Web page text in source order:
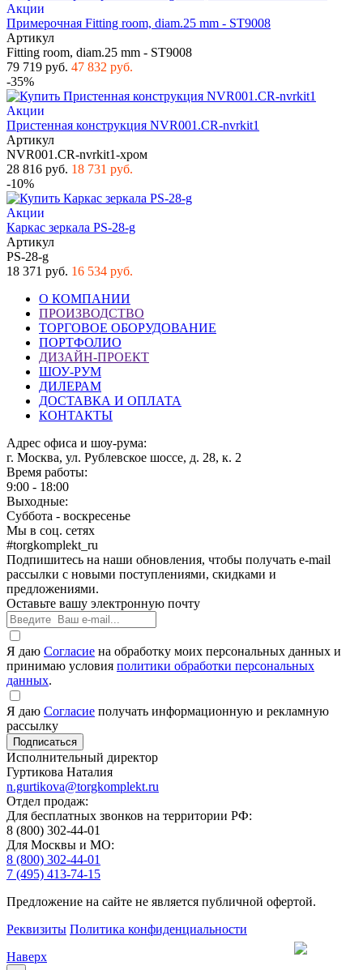
Акции
Примерочная Fitting room, diam.25 mm - ST9008
Артикул
Fitting room, diam.25 mm - ST9008
79 719 руб. 47 832 руб.
-35%
Акции
Пристенная конструкция NVR001.CR-nvrkit1
Артикул
NVR001.CR-nvrkit1-хром
28 816 руб. 18 731 руб.
-10%
Акции
Каркас зеркала PS-28-g
Артикул
PS-28-g
18 371 руб. 16 534 руб.
О КОМПАНИИ
ПРОИЗВОДСТВО
ТОРГОВОЕ ОБОРУДОВАНИЕ
ПОРТФОЛИО
ДИЗАЙН-ПРОЕКТ
ШОУ-РУМ
ДИЛЕРАМ
ДОСТАВКА И ОПЛАТА
КОНТАКТЫ
Адрес офиса и шоу-рума:
г. Москва, ул. Рублевское шоссе, д. 28, к. 2
Время работы:
9:00 - 18:00
Выходные:
Суббота - воскресенье
Мы в соц. сетях
#torgkomplekt_ru
Подпишитесь на наши обновления, чтобы получать e-mail
рассылки с новыми поступлениями, скидками и
предложениями.
Оставьте вашу электронную почту
Я даю Согласие на обработку моих персональных данных и
принимаю условия политики обработки персональных
данных.
Я даю Согласие получать информационную и рекламную
рассылку
Исполнительный директор
Гуртикова Наталия
n.gurtikova@torgkomplekt.ru
Отдел продаж:
Для бесплатных звонков на территории РФ:
8 (800) 302-44-01
Для Москвы и МО:
8 (800) 302-44-01
7 (495) 413-74-15
Предложение на сайте не является публичной офертой.
Реквизиты Политика конфиденциальности
Наверх